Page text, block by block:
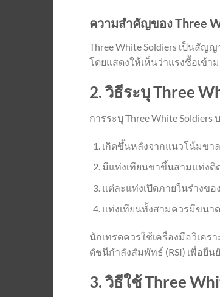
ความสำคัญของ Three
Three White Soldiers เป็นสั
โดยแสดงให้เห็นว่าแรงซื้อเข้า
2. วิธีระบุ Three
การระบุ Three White
เกิดขึ้นหลังจากแนวโน้มขา
มีแท่งเทียนขาขึ้นสามแท่งติ
แต่ละแท่งเปิดภายในร่างข
แท่งเทียนทั้งสามควรมีขนา
นักเทรดควรใช้เครื่องมือวิเคร
ดัชนีกำลังสัมพัทธ์ (RSI) เพื่อยื
3. วิธีใช้ Three